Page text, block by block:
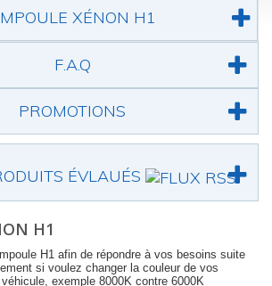
XÉNON H1
F.A.Q
PROMOTIONS
ÉVLAUÉS
H1
H1 afin de répondre à vos besoins suite
si voulez changer la couleur de vos
exemple 8000K contre 6000K